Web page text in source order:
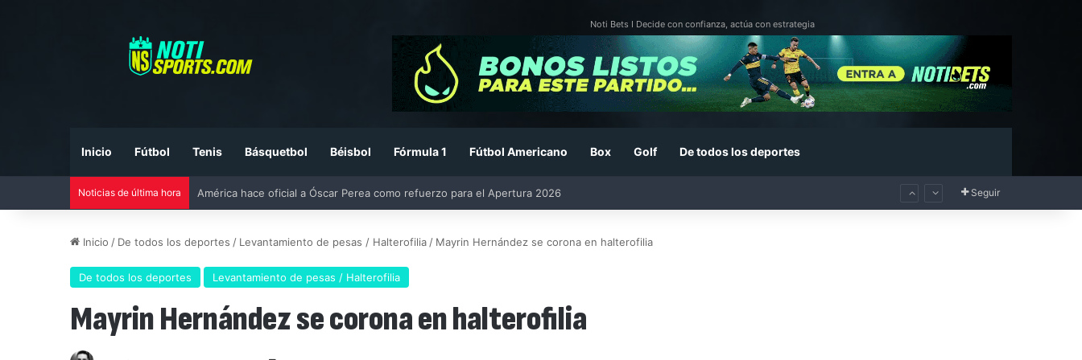
Noti Bets I Decide con confianza, actúa con estrategia
Inicio Fútbol Tenis Básquetbol Béisbol Fórmula 1 Fútbol Americano Box Golf De todos los deportes
Noticias de última hora
Liga MX vs MLS All-Star Game 2026: previa, fecha, horario, convocados y todo lo que debes saber
Seguir
Inicio / De todos los deportes / Levantamiento de pesas / Halterofilia / Mayrin Hernández se corona en halterofilia
De todos los deportes Levantamiento de pesas / Halterofilia
Mayrin Hernández se corona en halterofilia